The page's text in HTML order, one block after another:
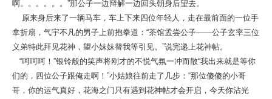
啊。。。。。。”那公子一边辩解一边回头朝身后望去。
原来身后来了一辆马车，车上下来四位年轻人，走在最前面的一位手
拿折扇，气宇不凡的男子上前抱拳道：“茶馆孟尝公子——公子玄率三位
义弟特此拜见花神，望小妹妹替我等引见。”说完递上花神帖。
“呵呵呵！”银铃般的笑声将刚才的不悦气氛一冲而散“我出来就是等你
们的，四位公子跟俺走啊！”小姑娘往前走了几步：“那位傻傻的小哥
哥，你的运气真好，花海之门只有遇到花神帖才会开启，今天你沾光